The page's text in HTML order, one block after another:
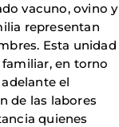
vacuno, ovino y
representan
Esta unidad
en torno
el
de las labores
quienes